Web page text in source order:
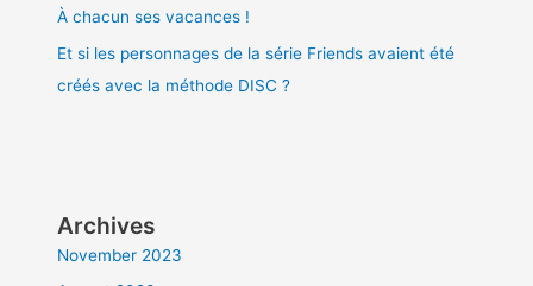
À chacun ses vacances !
Et si les personnages de la série Friends avaient été
créés avec la méthode DISC ?
Archives
November 2023